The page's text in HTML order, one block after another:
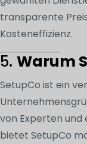
transparente
Kosteneffizienz.
5. Warum
SetupCo ist ein
von Experten
bietet SetupCo